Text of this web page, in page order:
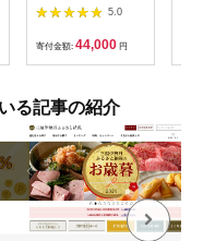
ッグ ブラック
5.0
寄付金額: 44,000 円
る記事の紹介